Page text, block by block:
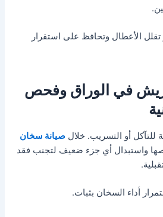
تقلل الأعطال وتحافظ على استقرار
في الوراق وفحص
للتآكل أو التسريب. خلالصيانة سخان
واستبدال أي جزء ضعيف لتجنب فقد
أداء السخان بثبات.